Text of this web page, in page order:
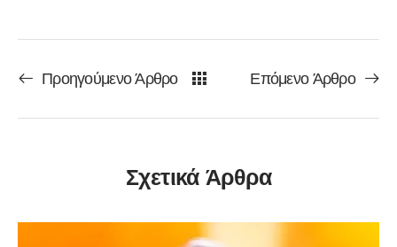
Προηγούμενο Άρθρο Επόμενο Άρθρο
Σχετικά Άρθρα